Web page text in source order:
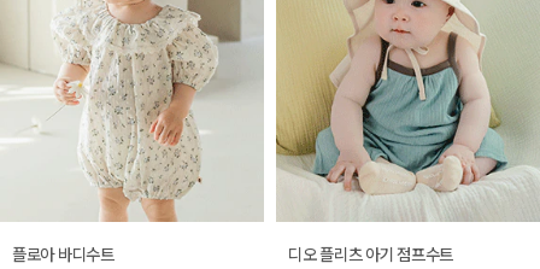
[SIZE ~6Y] 레티 라운지 셋업
[SIZE ~6Y] 셸리 플리츠 쓰리피스 셋